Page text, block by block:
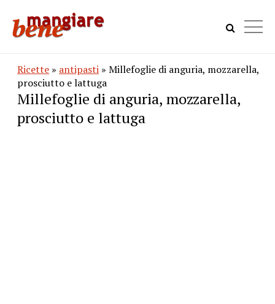
Ricette » antipasti » Millefoglie di anguria, mozzarella,
prosciutto e lattuga
Millefoglie di anguria, mozzarella,
prosciutto e lattuga